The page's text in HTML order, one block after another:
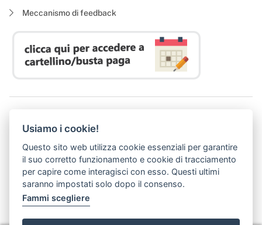
Meccanismo di feedback
P. I. 05913670484 | C. F. 94164020482
(abilitato alla ricezione di soli messaggi di posta elettronica certificata)
Usiamo i cookie!
Questo sito web utilizza cookie essenziali per garantire
il suo corretto funzionamento e cookie di tracciamento
per capire come interagisci con esso. Questi ultimi
saranno impostati solo dopo il consenso.
Fammi scegliere